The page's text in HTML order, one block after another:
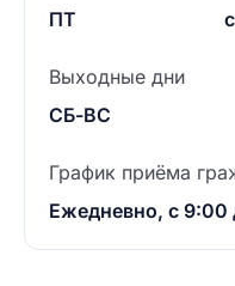
ПТ
Выходные дни
СБ-ВС
График приёма
Ежедневно, с 9:00